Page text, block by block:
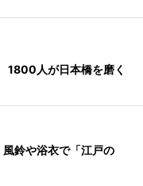
1800人が日本橋を磨く
鈴や浴衣で「江戸の